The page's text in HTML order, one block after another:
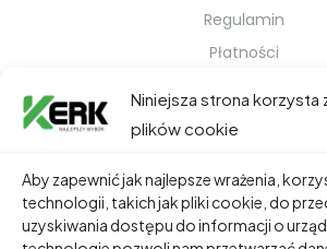
Niniejsza strona korzysta
plików cookie
Aby zapewnić jak najlepsze wrażenia,
technologii, takich jak pliki cookie, do
uzyskiwania dostępu do informacji o
Regulamin
Płatności
Kontakt
TWOJE KONTO